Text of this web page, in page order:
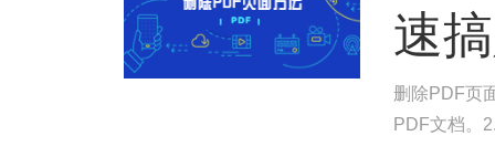
速
删除PDF页
PDF文档。